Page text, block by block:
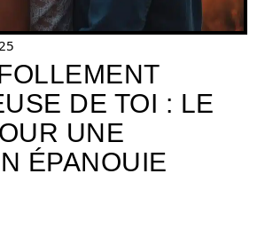
DE TOI : LE
UNE
ÉPANOUIE